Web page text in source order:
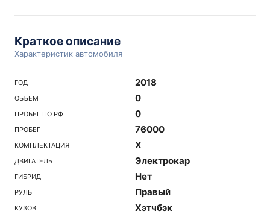
Краткое описание
Характеристик автомобиля
ГОД 2018
ОБЪЕМ 0
ПРОБЕГ ПО РФ 0
ПРОБЕГ 76000
КОМПЛЕКТАЦИЯ X
ДВИГАТЕЛЬ Электрокар
ГИБРИД Нет
РУЛЬ Правый
КУЗОВ Хэтчбэк